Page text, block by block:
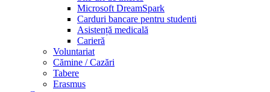
Microsoft DreamSpark
Carduri bancare pentru studenti
Asistență medicală
Carieră
Voluntariat
Cămine / Cazări
Tabere
Erasmus